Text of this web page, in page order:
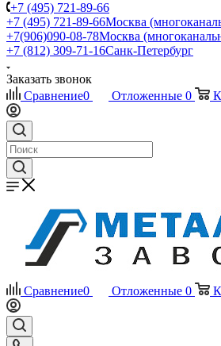
+7 (495) 721-89-66
+7 (495) 721-89-66Москва
+7(906)090-08-78Москва
+7 (812) 309-71-16Санк-Петербург
Заказать звонок
Сравнение0 Отложенные 0
Сравнение0 Отложенные 0